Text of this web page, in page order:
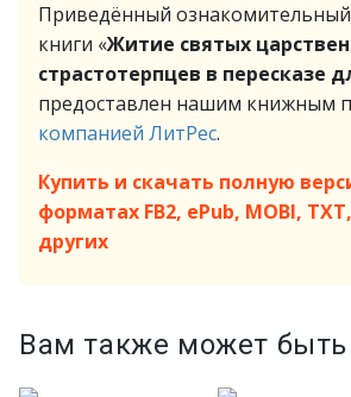
Приведённый
книги «Житие святых
страстотерпцев в пересказе
предоставлен нашим книжным
компанией ЛитРес.
Купить и скачать полную
форматах FB2, ePub, MOBI,
других
Вам также может быть